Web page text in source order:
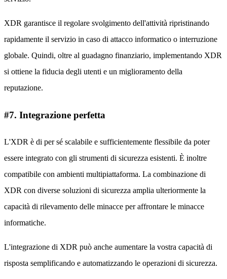
XDR garantisce il regolare svolgimento dell'attività ripristinando
rapidamente il servizio in caso di attacco informatico o interruzione
globale. Quindi, oltre al guadagno finanziario, implementando XDR
si ottiene la fiducia degli utenti e un miglioramento della
reputazione.
#7. Integrazione perfetta
L'XDR è di per sé scalabile e sufficientemente flessibile da poter
essere integrato con gli strumenti di sicurezza esistenti. È inoltre
compatibile con ambienti multipiattaforma. La combinazione di
XDR con diverse soluzioni di sicurezza amplia ulteriormente la
capacità di rilevamento delle minacce per affrontare le minacce
informatiche.
L'integrazione di XDR può anche aumentare la vostra capacità di
risposta semplificando e automatizzando le operazioni di sicurezza.